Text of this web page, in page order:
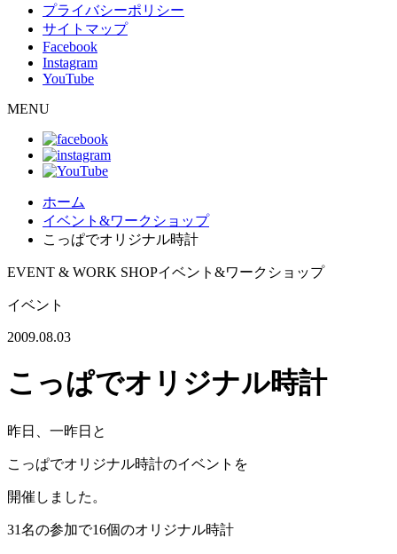
プライバシーポリシー
サイトマップ
Facebook
Instagram
YouTube
MENU
ホーム
イベント&ワークショップ
こっぱでオリジナル時計
EVENT & WORK SHOPイベント&ワークショップ
イベント
2009.08.03
こっぱでオリジナル時計
昨日、一昨日と
こっぱでオリジナル時計のイベントを
開催しました。
31名の参加で16個のオリジナル時計